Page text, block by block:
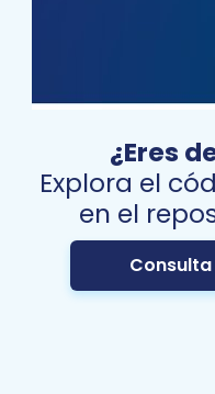
¿Eres
Explora el
en el